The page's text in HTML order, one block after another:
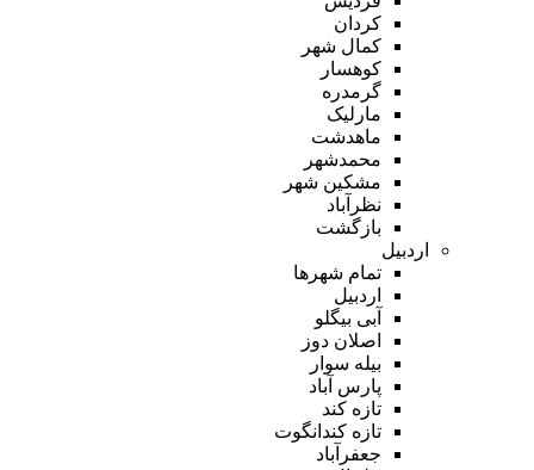
کردان
کمال شهر
کوهسار
گرمدره
مارلیک
ماهدشت
محمدشهر
مشکین شهر
نظرآباد
بازگشت
اردبیل
تمام شهر‌ها
اردبیل
آبی بیگلو
اصلان دوز
بیله سوار
پارس آباد
تازه کند
تازه کندانگوت
جعفرآباد